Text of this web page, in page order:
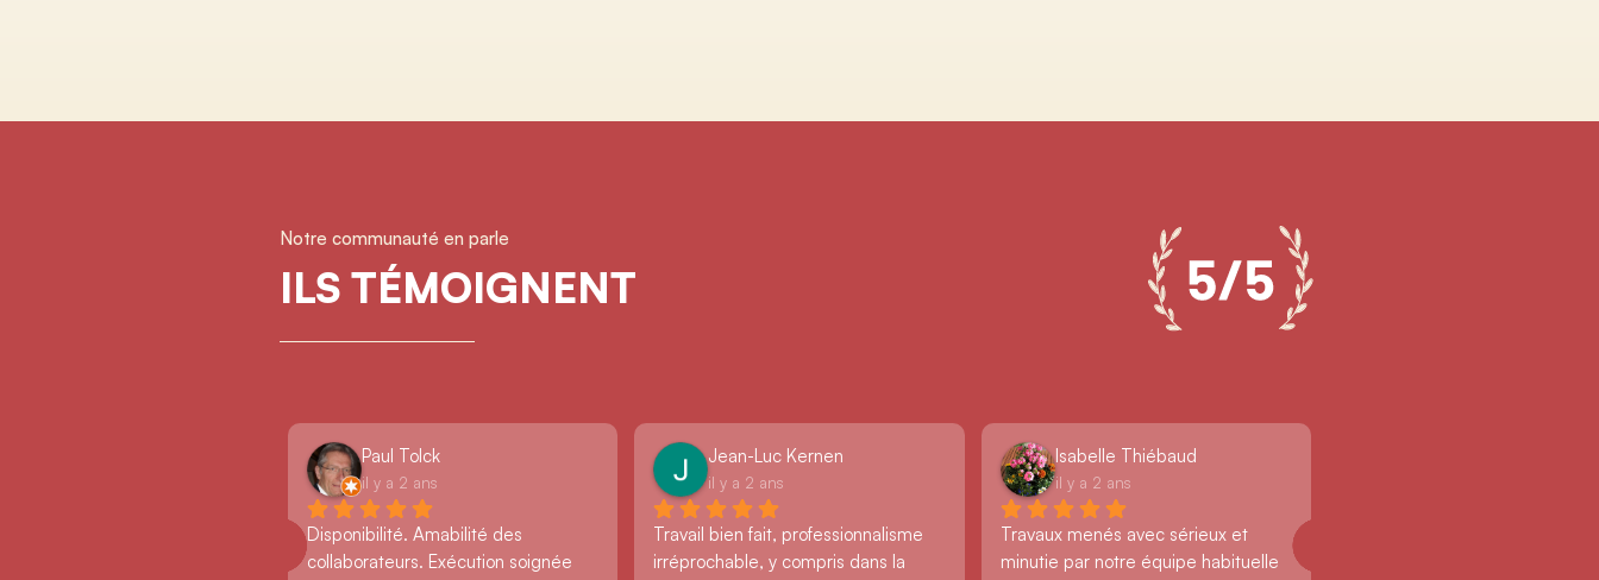
Notre communauté en parle
ILS TÉMOIGNENT
Paul Tolck
il y a 2 ans
Disponibilité. Amabilité des
collaborateurs. Exécution soignée
Jean-Luc Kernen
il y a 2 ans
Travail bien fait, professionnalisme
irréprochable, y compris dans la
Isabelle Thiébaud
il y a 2 ans
Travaux menés avec sérieux et
minutie par notre équipe habituelle